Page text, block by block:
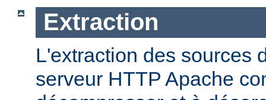
Extraction
L'extraction des sources
serveur HTTP Apache